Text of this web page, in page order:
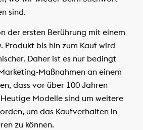
sind.
der ersten Berührung mit einem
Produkt bis hin zum Kauf wird
Daher ist es nur bedingt
Maßnahmen an einem
dass vor über 100 Jahren
Modelle sind um weitere
um das Kaufverhalten in
zu können.